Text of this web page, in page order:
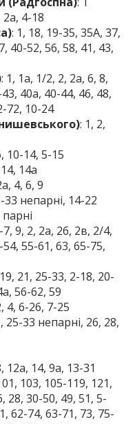
2а, 4-18
: 1, 18, 19-35, 35А, 37,
40-52, 56, 58, 41, 43,
: 1, 1а, 1/2, 2, 2а, 6, 8,
40а, 40-44, 46, 48,
72, 10-24
: 1, 2,
10-14, 5-15
14а
4, 6, 9
33 непарні, 14-22
7, 9, 2, 2а, 2б, 2в, 2/4,
55-61, 63, 65-75,
21, 25-33, 2-18, 20-
56-62, 59
4, 6-26, 7-25
25-33 непарні, 26, 28,
12а, 14, 9а, 13-31
103, 105-119, 121,
28, 30-50, 49, 51, 5-
62-74, 63-71, 73, 75-